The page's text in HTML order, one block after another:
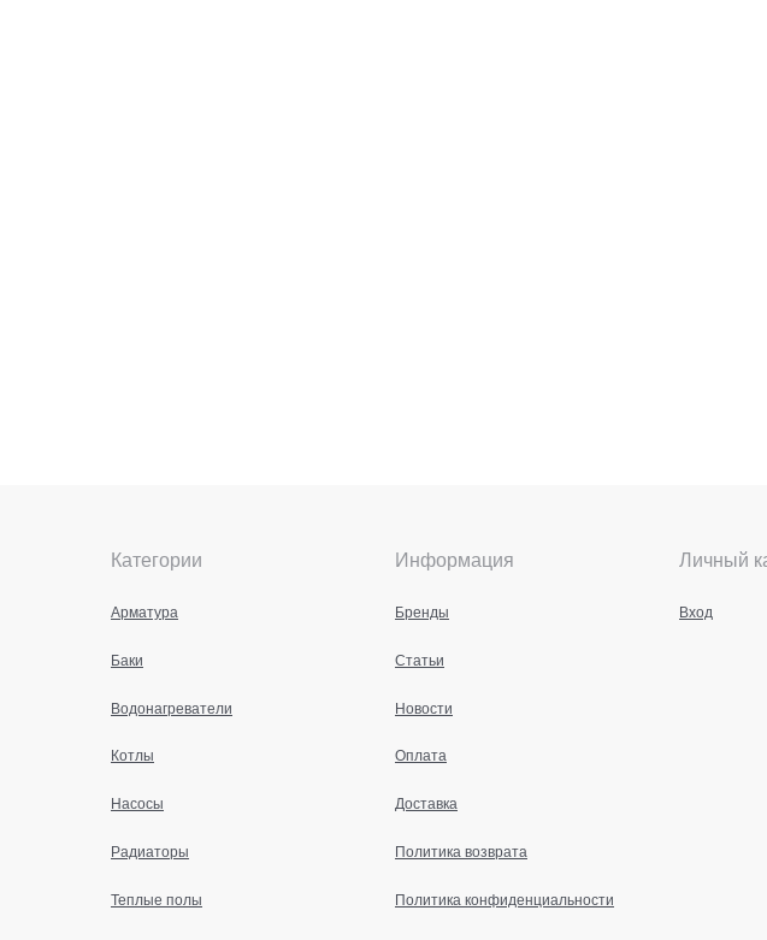
Категории
Арматура
Баки
Водонагреватели
Котлы
Насосы
Радиаторы
Теплые полы
Информация
Бренды
Статьи
Новости
Оплата
Доставка
Политика возврата
Политика конфиденциальности
Личный
Вход